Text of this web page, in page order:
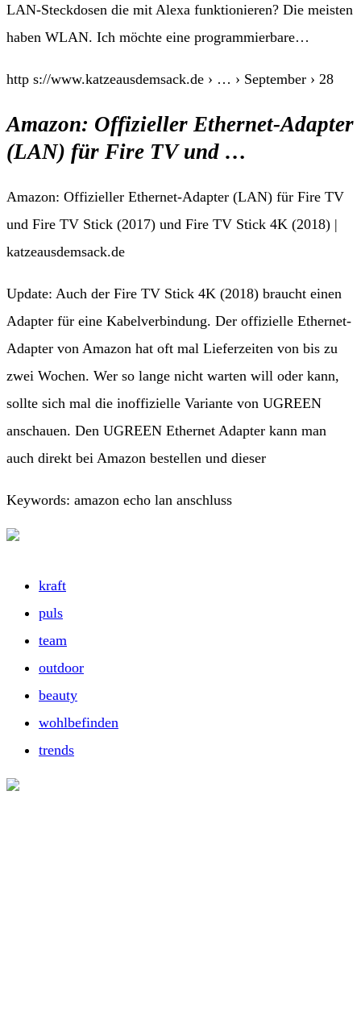
LAN-Steckdosen die mit Alexa funktionieren? Die meisten
haben WLAN. Ich möchte eine programmierbare…
http s://www.katzeausdemsack.de › … › September › 28
Amazon: Offizieller Ethernet-Adapter
(LAN) für Fire TV und …
Amazon: Offizieller Ethernet-Adapter (LAN) für Fire TV
und Fire TV Stick (2017) und Fire TV Stick 4K (2018) |
katzeausdemsack.de
Update: Auch der Fire TV Stick 4K (2018) braucht einen
Adapter für eine Kabelverbindung. Der offizielle Ethernet-
Adapter von Amazon hat oft mal Lieferzeiten von bis zu
zwei Wochen. Wer so lange nicht warten will oder kann,
sollte sich mal die inoffizielle Variante von UGREEN
anschauen. Den UGREEN Ethernet Adapter kann man
auch direkt bei Amazon bestellen und dieser
Keywords: amazon echo lan anschluss
kraft
puls
team
outdoor
beauty
wohlbefinden
trends